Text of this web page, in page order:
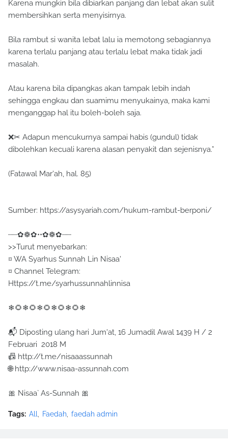
Karena mungkin bila dibiarkan panjang dan lebat akan sulit
membersihkan serta menyisirnya.
Bila rambut si wanita lebat lalu ia memotong sebagiannya
karena terlalu panjang atau terlalu lebat maka tidak jadi
masalah.
Atau karena bila dipangkas akan tampak lebih indah
sehingga engkau dan suamimu menyukainya, maka kami
menganggap hal itu boleh-boleh saja.
❌✂ Adapun mencukurnya sampai habis (gundul) tidak
dibolehkan kecuali karena alasan penyakit dan sejenisnya.”
(Fatawal Mar'ah, hal. 85)
Sumber: https://asysyariah.com/hukum-rambut-berponi/
┈┈✿❁✿••✿❁✿┈┈
>>Turut menyebarkan:
¤ WA Syarhus Sunnah Lin Nisaa'
¤ Channel Telegram:
Https://t.me/syarhussunnahlinnisa
❄🌻❄🌻❄🌻❄🌻❄🌻❄
📬 Diposting ulang hari Jum'at, 16 Jumadil Awal 1439 H / 2
Februari 2018 M
📠 http://t.me/nisaaassunnah
🌐 http://www.nisaa-assunnah.com
🎀 Nisaa` As-Sunnah 🎀
Tags: All Faedah faedah admin